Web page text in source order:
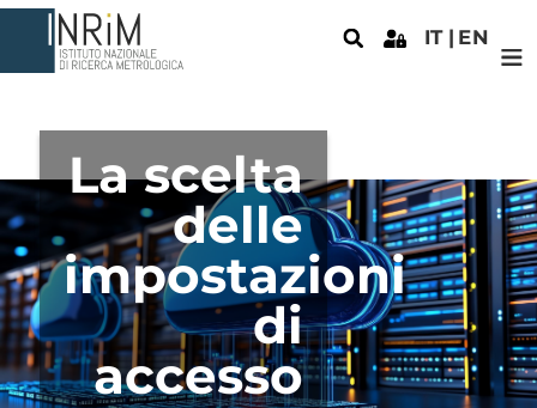
Salta al contenuto principale
IT EN
La scelta
delle
impostazioni
di
accesso